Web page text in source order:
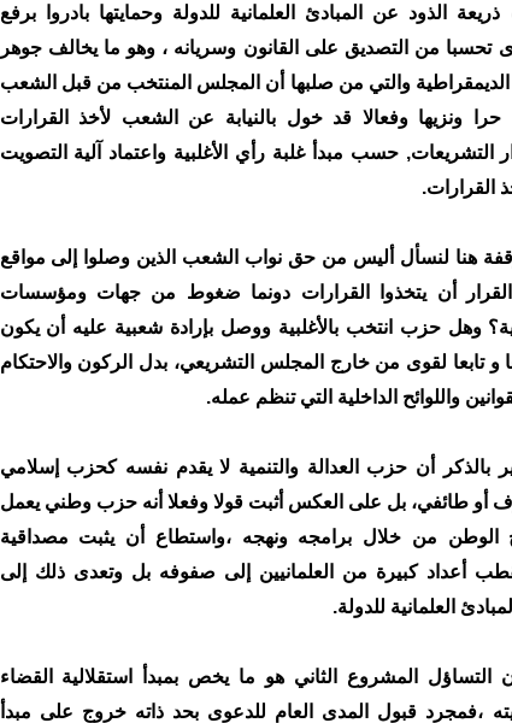
الذود عن المبادئ العلمانية للدولة وحمايتها بادروا برفع
تحسبا من التصديق على القانون وسريانه ، وهو ما يخالف جوهر
والتي من صلبها أن المجلس المنتخب من قبل الشعب
حرا ونزيها وفعالا قد خول بالنيابة عن الشعب لأخذ القرارات
التشريعات, حسب مبدأ غلبة رأي الأغلبية واعتماد آلية التصويت
القرارات.
هنا لنسأل أليس من حق نواب الشعب الذين وصلوا إلى مواقع
أن يتخذوا القرارات دونما ضغوط من جهات ومؤسسات
وهل حزب انتخب بالأغلبية ووصل بإرادة شعبية عليه أن يكون
و تابعا لقوى من خارج المجلس التشريعي، بدل الركون والاحتكام
واللوائح الداخلية التي تنظم عمله.
بالذكر أن حزب العدالة والتنمية لا يقدم نفسه كحزب إسلامي
أو طائفي، بل على العكس أثبت قولا وفعلا أنه حزب وطني يعمل
الوطن من خلال برامجه ونهجه ،واستطاع أن يثبت مصداقية
أعداد كبيرة من العلمانيين إلى صفوفه بل وتعدى ذلك إلى
العلمانية للدولة.
التساؤل المشروع الثاني هو ما يخص بمبدأ استقلالية القضاء
،فمجرد قبول المدى العام للدعوى بحد ذاته خروج على مبدأ